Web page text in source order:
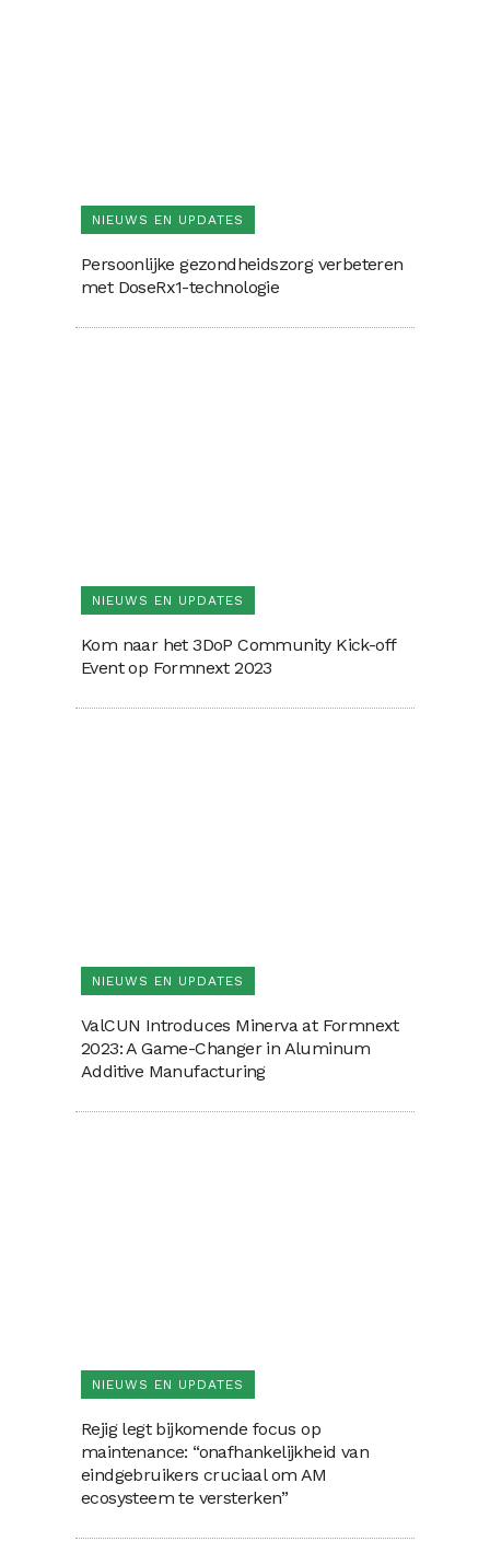
NIEUWS EN UPDATES
Persoonlijke gezondheidszorg verbeteren
met DoseRx1-technologie
NIEUWS EN UPDATES
Kom naar het 3DoP Community Kick-off
Event op Formnext 2023
NIEUWS EN UPDATES
ValCUN Introduces Minerva at Formnext
2023: A Game-Changer in Aluminum
Additive Manufacturing
NIEUWS EN UPDATES
Rejig legt bijkomende focus op
maintenance: “onafhankelijkheid van
eindgebruikers cruciaal om AM
ecosysteem te versterken”